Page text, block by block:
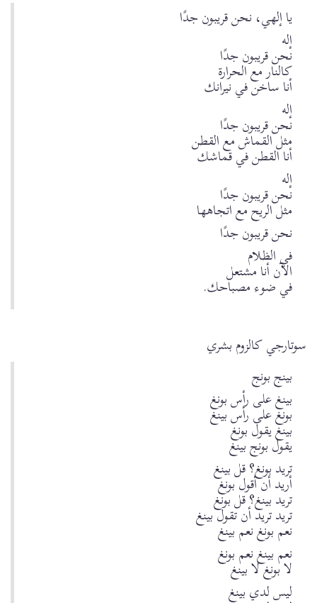
يا إلهي، نحن قريبون جدًا
إله
نحن قريبون جدًا
كالنار مع الحرارة
أنا ساخن في نيرانك
إله
نحن قريبون جدًا
مثل القماش مع القطن
أنا القطن في قماشك
إله
نحن قريبون جدًا
مثل الريح مع اتجاهها
نحن قريبون جدًا
في الظلام
الآن أنا مشتعل
في ضوء مصباحك.
سوتارجي كالزوم بشري
بينج بونج
بينغ على رأس بونغ
بونغ على رأس بينغ
بينغ يقول بونغ
يقول بونج بينغ
تريد بونغ؟ قل بينغ
أريد أن أقول بونغ
تريد بينغ؟ قل بونغ
تريد تريد أن تقول بينغ
نعم بونغ نعم بينغ
نعم بينغ نعم بونغ
لا بونغ لا بينغ
ليس لدي بينغ